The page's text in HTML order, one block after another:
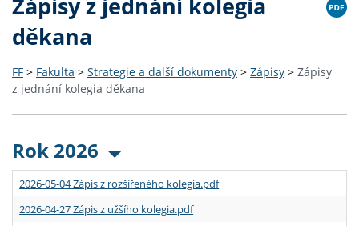
Zápisy z jednání kolegia
děkana
FF > Fakulta > Strategie a další dokumenty > Zápisy > Zápisy
z jednání kolegia děkana
Rok 2026
2026-05-04 Zápis z rozšířeného kolegia.pdf
2026-04-27 Zápis z užšího kolegia.pdf